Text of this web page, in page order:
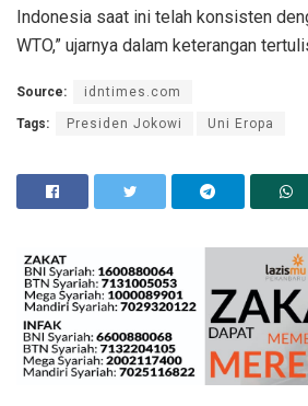
Indonesia saat ini telah konsisten
WTO,” ujarnya dalam keterangan
Source: idntimes.com
Tags: Presiden Jokowi Uni Eropa